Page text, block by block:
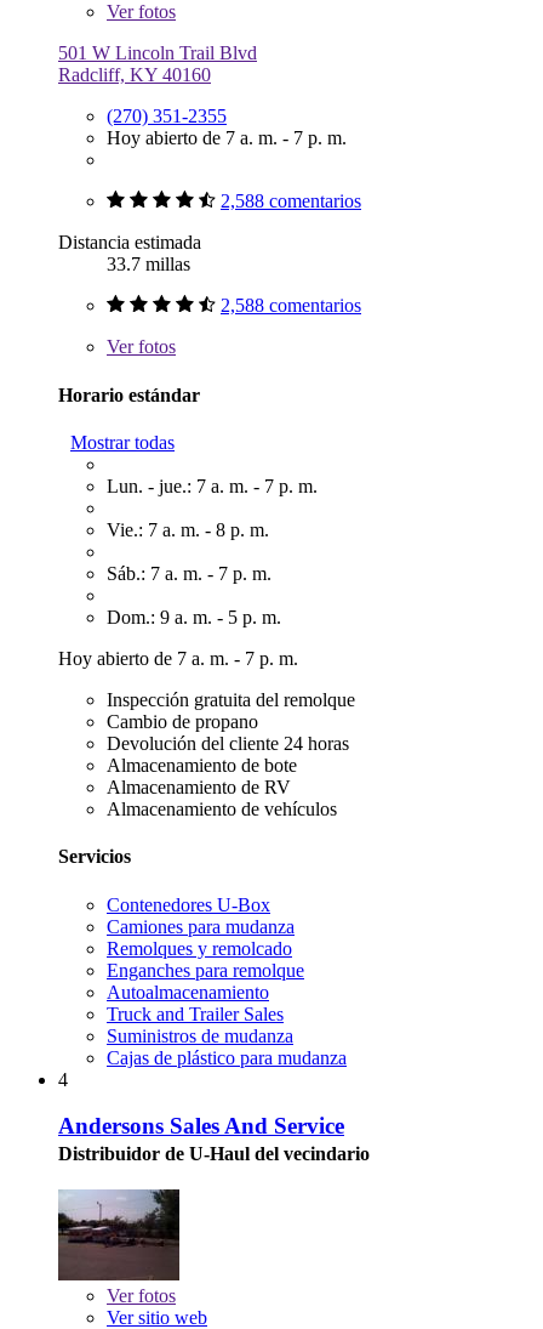
Verfotos
501 W Lincoln Trail Blvd
Radcliff, KY 40160
(270) 351-2355
Hoy abierto de 7 a. m. - 7 p. m.
2,588 comentarios
Distancia estimada
33.7 millas
2,588 comentarios
Verfotos
Horario estándar
Mostrar todas
Lun. - jue.: 7 a. m. - 7 p. m.
Vie.: 7 a. m. - 8 p. m.
Sáb.: 7 a. m. - 7 p. m.
Dom.: 9 a. m. - 5 p. m.
Hoy abierto de 7 a. m. - 7 p. m.
Inspección gratuita del remolque
Cambio de propano
Devolución del cliente 24 horas
Almacenamiento de bote
Almacenamiento de RV
Almacenamiento de vehículos
Servicios
Contenedores U-Box
Camiones para mudanza
Remolques y remolcado
Enganches para remolque
Autoalmacenamiento
Truck and Trailer Sales
Suministros de mudanza
Cajas de plástico para mudanza
4
Andersons Sales And Service
Distribuidor de U-Haul del vecindario
Verfotos
Ver sitio web